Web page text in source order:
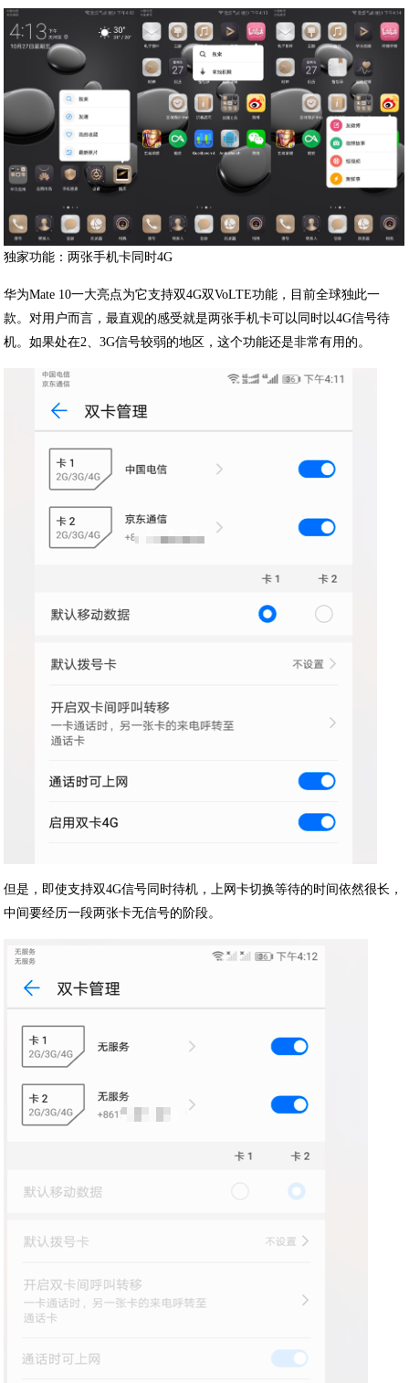
独家功能：两张手机卡同时4G
华为Mate 10一大亮点为它支持双4G双VoLTE功能，目前全球独此一
款。对用户而言，最直观的感受就是两张手机卡可以同时以4G信号待
机。如果处在2、3G信号较弱的地区，这个功能还是非常有用的。
但是，即使支持双4G信号同时待机，上网卡切换等待的时间依然很长，
中间要经历一段两张卡无信号的阶段。